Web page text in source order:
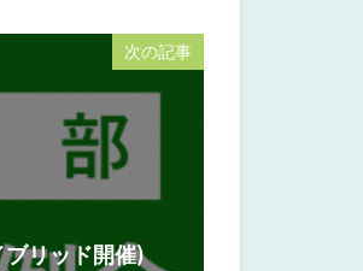
次の記事
リッド開催)